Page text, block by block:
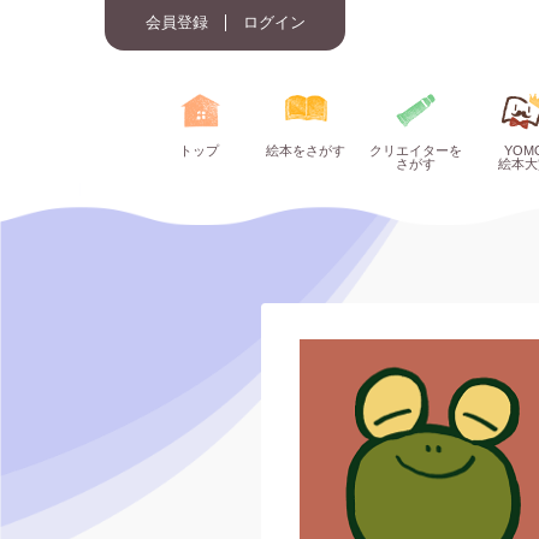
会員登録 ログイン
トップ 絵本をさがす
クリエイターを
さがす
絵本